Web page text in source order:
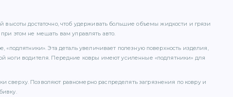
высоты достаточно, чтоб удерживать большие объемы жидкости и грязи
при этом не мешать вам управлять авто.
«подпятники». Эта деталь увеличивает полезную поверхность изделия,
ноги водителя. Передние ковры имеют усиленные «подпятники» для
сверху. Позволяют равномерно распределять загрязнения по ковру и